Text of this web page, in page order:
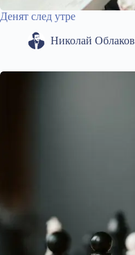
Денят след утре
Николай Облаков